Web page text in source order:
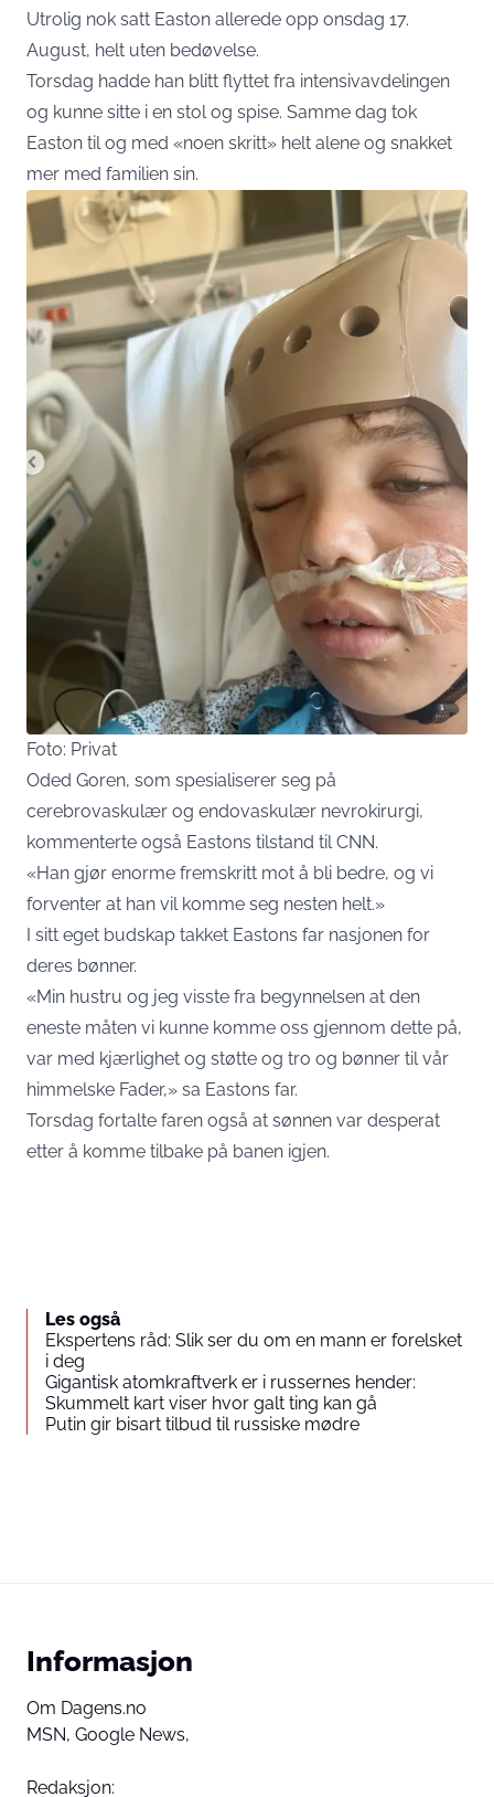
Utrolig nok satt Easton allerede opp onsdag 17.
August, helt uten bedøvelse.
Torsdag hadde han blitt flyttet fra intensivavdelingen
og kunne sitte i en stol og spise. Samme dag tok
Easton til og med «noen skritt» helt alene og snakket
mer med familien sin.
Foto: Privat
Oded Goren, som spesialiserer seg på
cerebrovaskulær og endovaskulær nevrokirurgi,
kommenterte også Eastons tilstand til CNN.
«Han gjør enorme fremskritt mot å bli bedre, og vi
forventer at han vil komme seg nesten helt.»
I sitt eget budskap takket Eastons far nasjonen for
deres bønner.
«Min hustru og jeg visste fra begynnelsen at den
eneste måten vi kunne komme oss gjennom dette på,
var med kjærlighet og støtte og tro og bønner til vår
himmelske Fader,» sa Eastons far.
Torsdag fortalte faren også at sønnen var desperat
etter å komme tilbake på banen igjen.
Les også
Ekspertens råd: Slik ser du om en mann er forelsket
i deg
Gigantisk atomkraftverk er i russernes hender:
Skummelt kart viser hvor galt ting kan gå
Putin gir bisart tilbud til russiske mødre
Informasjon
Om Dagens.no
MSN, Google News,
Redaksjon: